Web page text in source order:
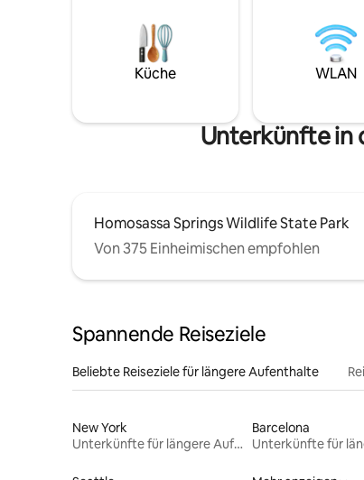
Küche WLAN
Unterkünfte in
Homosassa Springs Wildlife State Park
Von 375 Einheimischen empfohlen
Spannende Reiseziele
Beliebte Reiseziele für längere Aufenthalte
New York
Unterkünfte für längere Aufenthalte
Barcelona